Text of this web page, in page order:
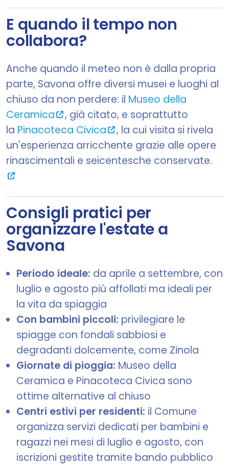
E quando il tempo non
collabora?
Anche quando il meteo non è dalla propria
parte, Savona offre diversi musei e luoghi al
chiuso da non perdere: il Museo della
Ceramica
, già citato, e soprattutto
la Pinacoteca Civica
, la cui visita si rivela
un'esperienza arricchente grazie alle opere
rinascimentali e seicentesche conservate.
Consigli pratici per
organizzare l'estate a
Savona
Periodo ideale: da aprile a settembre, con
luglio e agosto più affollati ma ideali per
la vita da spiaggia
Con bambini piccoli: privilegiare le
spiagge con fondali sabbiosi e
degradanti dolcemente, come Zinola
Giornate di pioggia: Museo della
Ceramica e Pinacoteca Civica sono
ottime alternative al chiuso
Centri estivi per residenti: il Comune
organizza servizi dedicati per bambini e
ragazzi nei mesi di luglio e agosto, con
iscrizioni gestite tramite bando pubblico